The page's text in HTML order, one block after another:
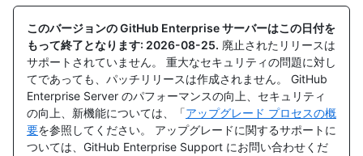
このバージョンの GitHub Enterprise サーバーはこの日付を
もって終了となります: 2026-08-25. 廃止されたリリースは
サポートされていません。 重大なセキュリティの問題に対し
てであっても、パッチリリースは作成されません。 GitHub
Enterprise Server のパフォーマンスの向上、セキュリティ
の向上、新機能については、「アップグレード プロセスの概
要を参照してください。 アップグレードに関するサポートに
ついては、GitHub Enterprise Support にお問い合わせくだ